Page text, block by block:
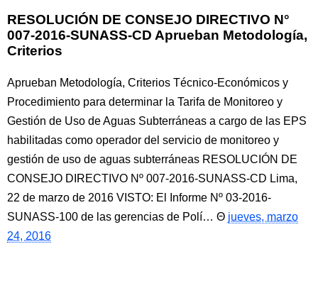
RESOLUCIÓN DE CONSEJO DIRECTIVO N°
007-2016-SUNASS-CD Aprueban Metodología,
Criterios
Aprueban Metodología, Criterios Técnico-Económicos y
Procedimiento para determinar la Tarifa de Monitoreo y
Gestión de Uso de Aguas Subterráneas a cargo de las EPS
habilitadas como operador del servicio de monitoreo y
gestión de uso de aguas subterráneas RESOLUCIÓN DE
CONSEJO DIRECTIVO Nº 007-2016-SUNASS-CD Lima,
22 de marzo de 2016 VISTO: El Informe Nº 03-2016-
SUNASS-100 de las gerencias de Polí…
jueves, marzo
24, 2016